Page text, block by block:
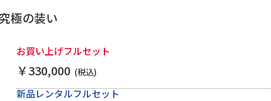
極の装い
お買い上げフルセット
￥330,000 (税込)
新品レンタルフルセット